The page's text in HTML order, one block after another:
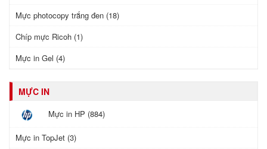
Mực photocopy trắng đen (18)
Chíp mực Ricoh (1)
Mực in Gel (4)
MỰC IN
Mực in HP (884)
Mực in TopJet (3)